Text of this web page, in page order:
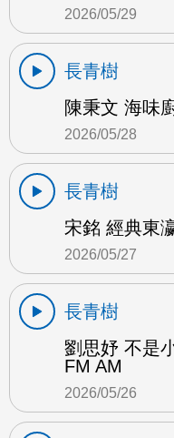
2026/05/29
長青樹
陳秉文 海味
2026/05/28
長青樹
宋銘 經典東
2026/05/27
長青樹
劉思妤 不是
FM AM
2026/05/26